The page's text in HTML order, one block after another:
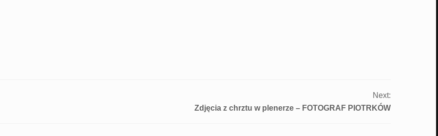
Next:
Zdjęcia z chrztu w plenerze – FOTOGRAF PIOTRKÓW